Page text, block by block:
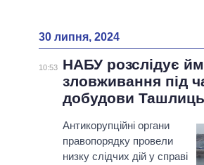
30 липня, 2024
10:53
НАБУ розслідує
зловживання під
добудови
Антикорупційні органи
правопорядку провели
низку слідчих дій у справі